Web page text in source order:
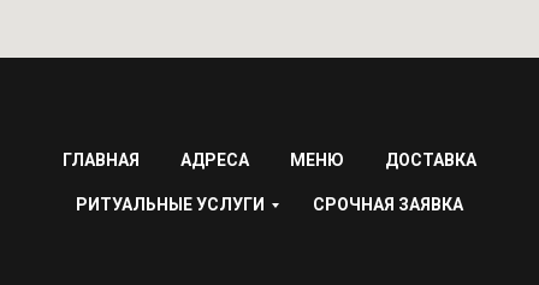
ГЛАВНАЯ АДРЕСА МЕНЮ ДОСТАВКА
РИТУАЛЬНЫЕ УСЛУГИ СРОЧНАЯ ЗАЯВКА